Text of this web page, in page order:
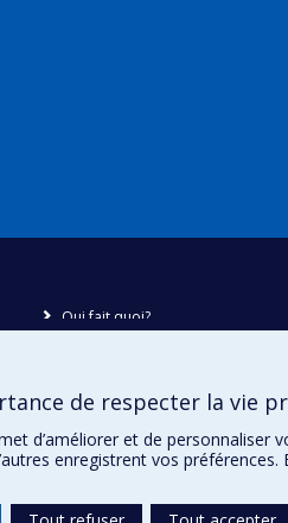
Qui fait quoi?
Plan du site
Accessibilité
de respecter la vie
d’améliorer et de
enregistrent vos